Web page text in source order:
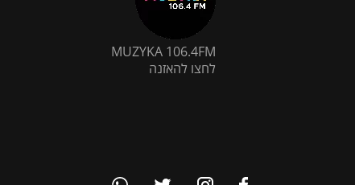
MUZYKA 106.4FM
לחצו להאזנה